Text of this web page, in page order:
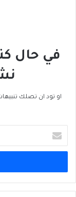
في حال
او تود ان تصلك
بريدك
الإلكتروني